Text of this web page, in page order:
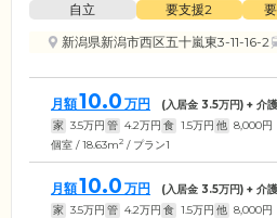
自立 要支援2
新潟県新潟市西区五十嵐東3-11-16-2
月額10.0 万円 (入居金 3.5万円) + 介
家 3.5万円 管 4.2万円 食 1.5万円 他 8,000円
個室 / 18.63m2 / プラン1
月額10.0 万円 (入居金 3.5万円) + 介
家 3.5万円 管 4.2万円 食 1.5万円 他 8,000円